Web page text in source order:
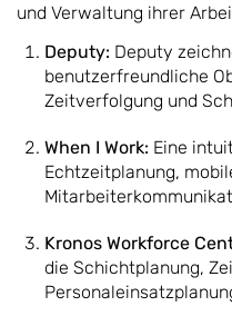
und Verwaltung ihrer
Deputy: Deputy
benutzerfreundliche
Zeitverfolgung und
When I Work: Eine
Echtzeitplanung,
Kronos Workforce
die Schichtplanung,